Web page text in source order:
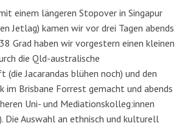
einem längeren Stopover in Singapur
Jetlag) kamen wir vor drei Tagen abends
Grad haben wir vorgestern einen kleinen
die Qld-australische
(die Jacarandas blühen noch) und den
im Brisbane Forrest gemacht und abends
Uni- und Mediationskolleg:innen
Die Auswahl an ethnisch und kulturell